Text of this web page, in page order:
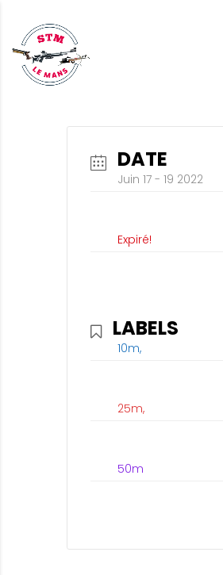
DATE
Juin 17 - 19 2022
Expiré!
LABELS
10m,
25m,
50m